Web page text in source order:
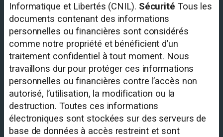
Informatique et Libertés (CNIL). Sécurité Tous les
documents contenant des informations
personnelles ou financières sont considérés
comme notre propriété et bénéficient d’un
traitement confidentiel à tout moment. Nous
travaillons dur pour protéger ces informations
personnelles ou financières contre l’accès non
autorisé, l’utilisation, la modification ou la
destruction. Toutes ces informations
électroniques sont stockées sur des serveurs de
base de données à accès restreint et sont